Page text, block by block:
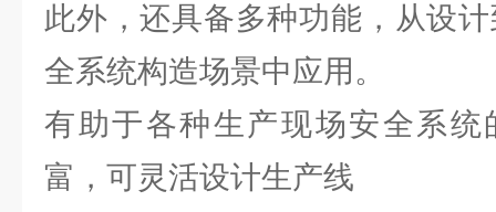
此外，还具备多种功能，从设
全系统构造场景中应用。
有助于各种生产现场安全系统
富，可灵活设计生产线